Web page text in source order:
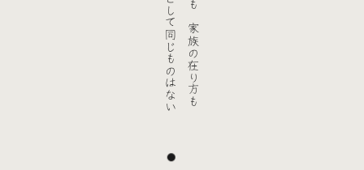
愛の形も 家族の在り方も
ひとつとして同じものはない